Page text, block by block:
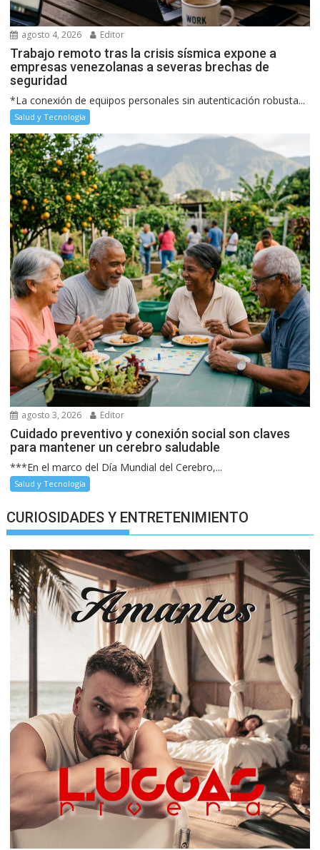
agosto 4, 2026 Editor
Trabajo remoto tras la crisis sísmica expone a
empresas venezolanas a severas brechas de
seguridad
*La conexión de equipos personales sin autenticación robusta...
Salud y Tecnología
agosto 3, 2026 Editor
Cuidado preventivo y conexión social son claves
para mantener un cerebro saludable
***En el marco del Día Mundial del Cerebro,...
Salud y Tecnología
CURIOSIDADES Y ENTRETENIMIENTO